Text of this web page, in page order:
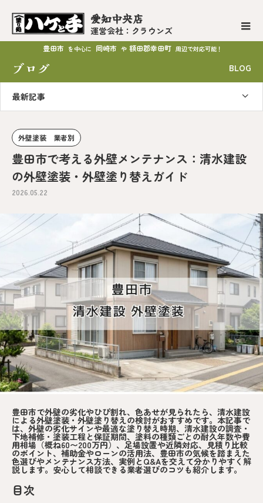
愛知中央店
運営会社：クラウンズ
豊田市 を中心に 岡崎市 や 額田郡幸田町 周辺で対応可能！
ブログ BLOG
最新記事
外壁塗装 業者別
豊田市で考える外壁メンテナンス：清水建設
の外壁塗装・外壁塗り替えガイド
2026.05.22
豊田市で外壁の劣化やひび割れ、色あせが見られたら、清水建設
による外壁塗装・外壁塗り替えの検討がおすすめです。本記事で
は、外壁の劣化サインや最適な塗り替え時期、清水建設の調査・
下地補修・塗装工程と保証期間、塗料の種類ごとの耐久年数や費
用相場（概ね60〜200万円）、足場設置や近隣対応、見積り比較
のポイント、補助金やローンの活用法、豊田市の気候を踏まえた
色選びやメンテナンス方法、実例とQ&Aを交えて分かりやすく解
説します。安心して相談できる業者選びのコツも紹介します。
目次